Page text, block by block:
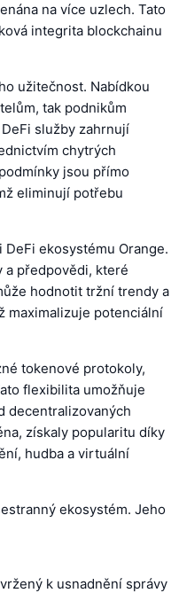
na více uzlech. Tato
integrita blockchainu
užitečnost. Nabídkou
tak podnikům
služby zahrnují
chytrých
jsou přímo
eliminují potřebu
ekosystému Orange.
a předpovědi, které
hodnotit tržní trendy a
maximalizuje potenciální
tokenové protokoly,
flexibilita umožňuje
decentralizovaných
získaly popularitu díky
hudba a virtuální
ekosystém. Jeho
k usnadnění správy